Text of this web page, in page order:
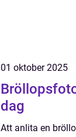
01 oktober 2025
dag
Att anlita en